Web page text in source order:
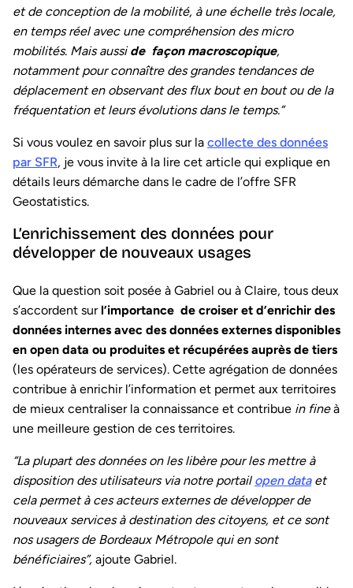
et de conception de la mobilité, à une échelle très locale,
en temps réel avec une compréhension des micro
mobilités. Mais ausside façon macroscopique,
notamment pour connaître des grandes tendances de
déplacement en observant des flux bout en bout ou de la
fréquentation et leurs évolutions dans le temps.”
Si vous voulez en savoir plus sur la collecte des données
par SFR, je vous invite à la lire cet article qui explique en
détails leurs démarche dans le cadre de l’offre SFR
Geostatistics.
L’enrichissement des données pour
développer de nouveaux usages
Que la question soit posée à Gabriel ou à Claire, tous deux
s’accordent surl’importance de croiser et d’enrichir des
données internes avec des données externes disponibles
en open data ou produites et récupérées auprès de tiers
(les opérateurs de services). Cette agrégation de données
contribue à enrichir l’information et permet aux territoires
de mieux centraliser la connaissance et contribue in fineà
une meilleure gestion de ces territoires.
“La plupart des données on les libère pour les mettre à
disposition des utilisateurs via notre portail open dataet
cela permet à ces acteurs externes de développer de
nouveaux services à destination des citoyens, et ce sont
nos usagers de Bordeaux Métropole qui en sont
bénéficiaires”, ajoute Gabriel.